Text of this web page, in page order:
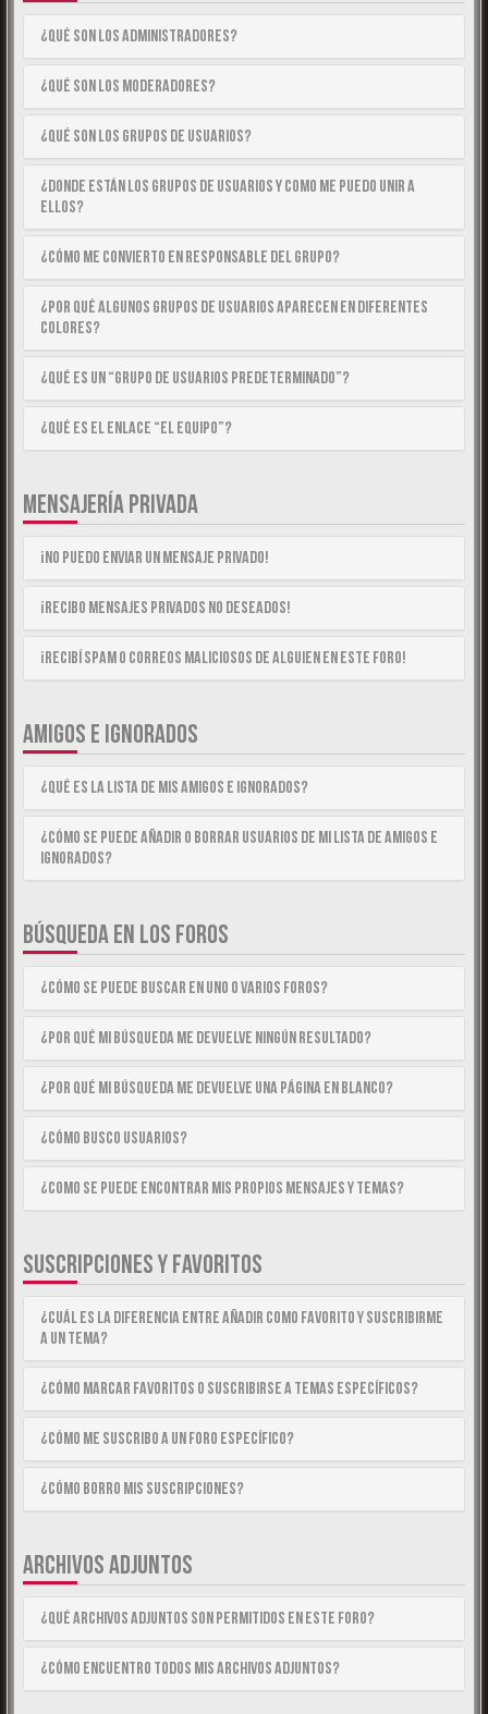
¿Qué son los Administradores?
¿Qué son los Moderadores?
¿Qué son los Grupos de Usuarios?
¿Donde están los Grupos de Usuarios y como me puedo unir a
ellos?
¿Cómo me convierto en Responsable del Grupo?
¿Por qué algunos Grupos de Usuarios aparecen en diferentes
colores?
¿Qué es un “Grupo de Usuarios predeterminado”?
¿Qué es el enlace “El equipo”?
MENSAJERÍA PRIVADA
¡No puedo enviar un mensaje privado!
¡Recibo mensajes privados no deseados!
¡Recibí spam o correos maliciosos de alguien en este foro!
AMIGOS E IGNORADOS
¿Qué es la lista de Mis Amigos e Ignorados?
¿Cómo se puede añadir o borrar usuarios de mi lista de Amigos e
Ignorados?
BÚSQUEDA EN LOS FOROS
¿Cómo se puede buscar en uno o varios foros?
¿Por qué mi búsqueda me devuelve ningún resultado?
¿Por qué mi búsqueda me devuelve una página en blanco?
¿Cómo busco usuarios?
¿Como se puede encontrar mis propios mensajes y temas?
SUSCRIPCIONES Y FAVORITOS
¿Cuál es la diferencia entre añadir como Favorito y suscribirme
a un tema?
¿Cómo marcar Favoritos o suscribirse a temas específicos?
¿Cómo me suscribo a un foro específico?
¿Cómo borro mis suscripciones?
ARCHIVOS ADJUNTOS
¿Qué archivos adjuntos son permitidos en este foro?
¿Cómo encuentro todos mis archivos adjuntos?